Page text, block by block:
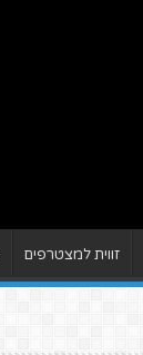
זווית למצטרפים